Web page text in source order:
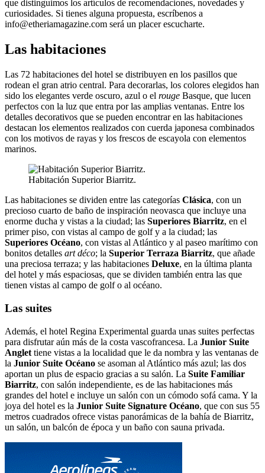
que distinguimos los artículos de recomendaciones, novedades y
curiosidades. Si tienes alguna propuesta, escríbenos a
info@etheriamagazine.com será un placer escucharte.
Las habitaciones
Las 72 habitaciones del hotel se distribuyen en los pasillos que
rodean el gran atrio central. Para decorarlas, los colores elegidos han
sido los elegantes verde oscuro, azul o el rouge Basque, que lucen
perfectos con la luz que entra por las amplias ventanas. Entre los
detalles decorativos que se pueden encontrar en las habitaciones
destacan los elementos realizados con cuerda japonesa combinados
con los motivos de rayas y los frescos de escayola con elementos
marinos.
Habitación Superior Biarritz.
Las habitaciones se dividen entre las categorías Clásica, con un
precioso cuarto de baño de inspiración neovasca que incluye una
enorme ducha y vistas a la ciudad; las Superiores Biarritz, en el
primer piso, con vistas al campo de golf y a la ciudad; las
Superiores Océano, con vistas al Atlántico y al paseo marítimo con
bonitos detalles art déco; la Superior Terraza Biarritz, que añade
una preciosa terraza; y las habitaciones Deluxe, en la última planta
del hotel y más espaciosas, que se dividen también entra las que
tienen vistas al campo de golf o al océano.
Las suites
Además, el hotel Regina Experimental guarda unas suites perfectas
para disfrutar aún más de la costa vascofrancesa. La Junior Suite
Anglet tiene vistas a la localidad que le da nombra y las ventanas de
la Junior Suite Océano se asoman al Atlántico más azul; las dos
aportan un plus de espacio gracias a su salón. La Suite Familiar
Biarritz, con salón independiente, es de las habitaciones más
grandes del hotel e incluye un salón con un cómodo sofá cama. Y la
joya del hotel es la Junior Suite Signature Océano, que con sus 55
metros cuadrados ofrece vistas panorámicas de la bahía de Biarritz,
un salón, un balcón de época y un baño con sauna privada.